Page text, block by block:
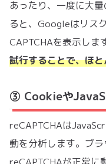
あったり、一度に大
ると、Googleはリス
CAPTCHAを表示しま
試行することで、ほ
③ Cookieや
reCAPTCHAは
動を分析します。ブラ